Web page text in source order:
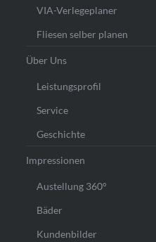
VIA-Verlegeplaner
Fliesen selber planen
Über Uns
Leistungsprofil
Service
Geschichte
Impressionen
Austellung 360°
Bäder
Kundenbilder